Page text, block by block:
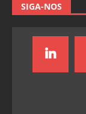
SIGA-NOS